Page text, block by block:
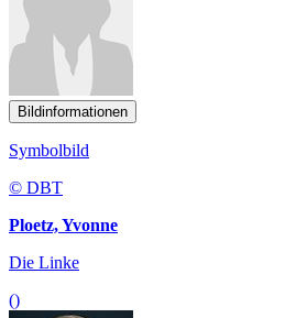
Bildinformationen
Symbolbild
© DBT
Ploetz, Yvonne
Die Linke
()